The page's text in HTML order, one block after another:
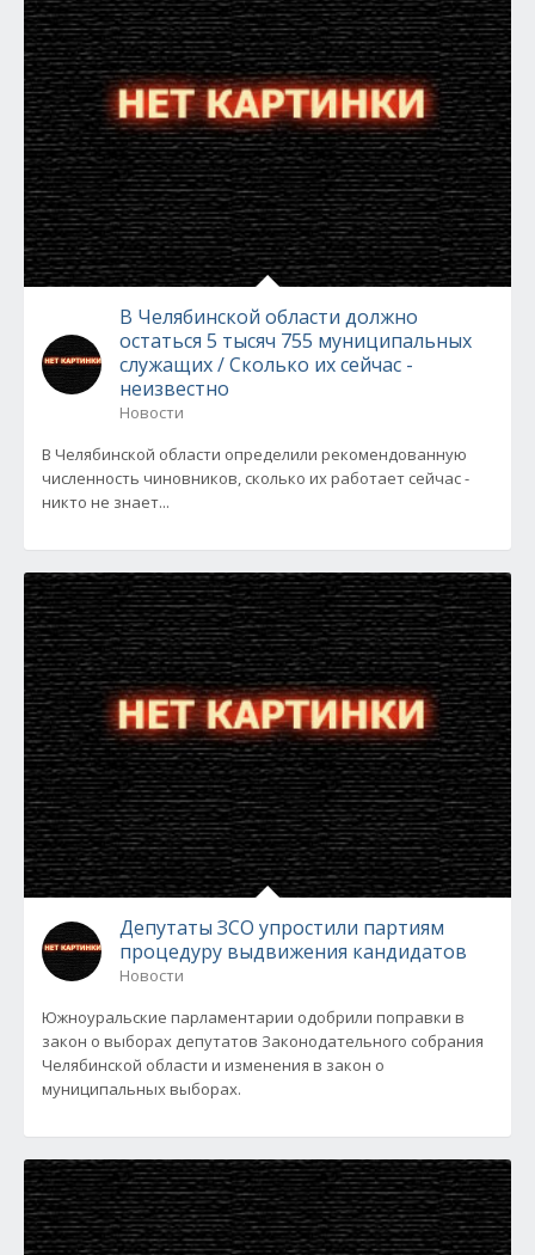
В Челябинской области должно
остаться 5 тысяч 755 муниципальных
служащих / Сколько их сейчас -
неизвестно
Новости
В Челябинской области определили рекомендованную
численность чиновников, сколько их работает сейчас -
никто не знает...
Депутаты ЗСО упростили партиям
процедуру выдвижения кандидатов
Новости
Южноуральские парламентарии одобрили поправки в
закон о выборах депутатов Законодательного собрания
Челябинской области и изменения в закон о
муниципальных выборах.